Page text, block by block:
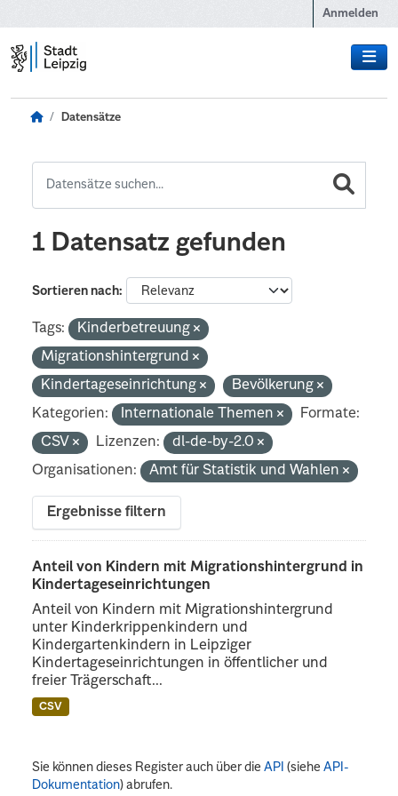
Anmelden
Datensätze
1 Datensatz gefunden
Sortieren nach
Tags:
Kinderbetreuung
Migrationshintergrund
Kindertageseinrichtung
Bevölkerung
Kategorien:
Internationale Themen
Formate:
CSV
Lizenzen:
dl-de-by-2.0
Organisationen:
Amt für Statistik und Wahlen
Ergebnisse filtern
Anteil von Kindern mit Migrationshintergrund in
Kindertageseinrichtungen
Anteil von Kindern mit Migrationshintergrund
unter Kinderkrippenkindern und
Kindergartenkindern in Leipziger
Kindertageseinrichtungen in öffentlicher und
freier Trägerschaft...
CSV
Sie können dieses Register auch über dieAPI (sieheAPI-
Dokumentation) abrufen.